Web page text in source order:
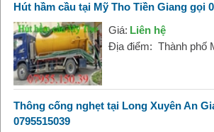
Hút hầm cầu tại Mỹ Tho Tiền Giang gọi
Giá: Liên hệ
Địa điểm: Thành phố
Thông cống nghẹt tại Long Xuyên An
0795515039